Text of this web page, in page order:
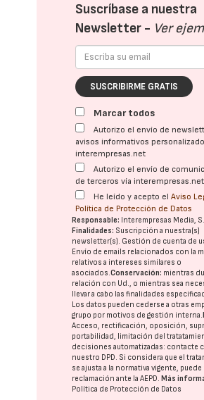
Suscríbase a nuestra
Newsletter - Ver
SUSCRIBIRME GRATIS
Marcar todos
Autorizo el envío de
avisos informativos
interempresas.net
Autorizo el envío de
de terceros vía interempresas.net
He leído y acepto elAviso
Política de Protección de Datos
Responsable: Interempresas Media,
Finalidades: Suscripción a nuestra(s)
newsletter(s). Gestión de cuenta de
Envío de emails relacionados con la
relativos a intereses similares o
asociados.Conservación: mientras
relación con Ud., o mientras sea
llevar a cabo las finalidades
Los datos pueden cederse a otras
grupo por motivos de gestión interna.
Acceso, rectificación, oposición,
portabilidad, limitación del
decisiones automatizadas: contacte
nuestro DPD. Si considera que el
se ajusta a la normativa vigente,
reclamación ante laAEPD.Más
Política de Protección de Datos